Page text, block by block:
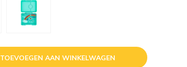
TOEVOEGEN AAN WINKELWAGEN